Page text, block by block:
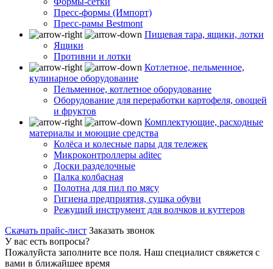
Пресс-формы (Импорт)
Пресс-рамы Bestmont
Пищевая тара, ящики, лотки
Ящики
Противни и лотки
Котлетное, пельменное,
кулинарное оборудование
Пельменное, котлетное оборудование
Оборудование для переработки картофеля, овощей
и фруктов
Комплектующие, расходные
материалы и моющие средства
Колёса и колесные пары для тележек
Микроконтроллеры aditec
Доски разделочные
Палка колбасная
Полотна для пил по мясу
Гигиена предприятия, сушка обуви
Режущий инструмент для волчков и куттеров
Скачать прайс-лист Заказать звонок
У вас есть вопросы?
Пожалуйста заполните все поля. Наш специалист свяжется с
вами в ближайшее время